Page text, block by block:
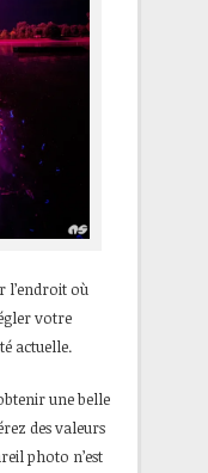
l’endroit où
votre
actuelle.
une belle
des valeurs
photo n’est